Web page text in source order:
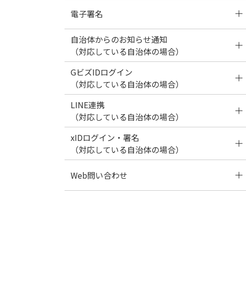
お気に入り手続きの削除
委任状申込
委任内容照会
委任状照会
委任状修正
委任状取下げ
職責署名検証
申請者自身による職責署名検証
申請者以外の方による職責署名検証
電子署名
動作環境と事前準備
利用者クライアントソフト確認とインスト
ール方法について
電子署名手続きの申込（パソコンの場合）
電子署名環境の確認
公的個人認証による証明書の電子署名
自治体からのお知らせ通知
（対応している自治体の場合）
お知らせ通知
お知らせ通知の受け取り設定・変更
お知らせ通知の受け取り・確認
GビズIDログイン
（対応している自治体の場合）
ログインとログアウト
ログイン認証
ログアウト
LINE連携
（対応している自治体の場合）
動作環境
LINEログイン
xIDログイン・署名
（対応している自治体の場合）
動作環境
Web問い合わせ